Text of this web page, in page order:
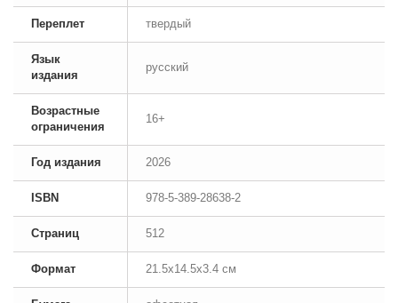
Переплет твердый
Язык
издания
русский
Возрастные
ограничения
16+
Год издания 2026
ISBN 978-5-389-28638-2
Страниц 512
Формат 21.5x14.5x3.4 см